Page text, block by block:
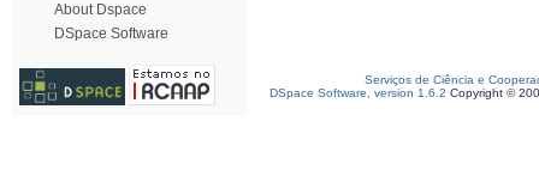
About Dspace
DSpace Software
Serviços de Ciência e
DSpace Software, version 1.6.2 Copyright ©